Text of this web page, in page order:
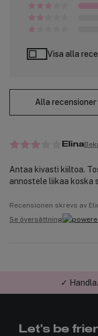
Visa alla
Alla recensioner
Elina
Antaa kivasti kiiltoa.
annostele liikaa koska
Recensionen skrevs av
Se översättning
✓
Let's be